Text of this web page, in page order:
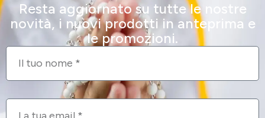
Resta aggiornato su tutte le nostre
novità, i nuovi prodotti in anteprima e
le promozioni.